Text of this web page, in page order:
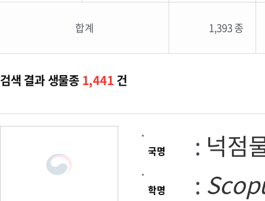
합계 1,393 종
검색 결과 생물종 1,441 건
국명 : 넉점
학명 :